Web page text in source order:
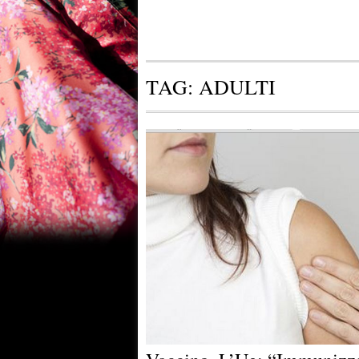
TAG: ADULTI